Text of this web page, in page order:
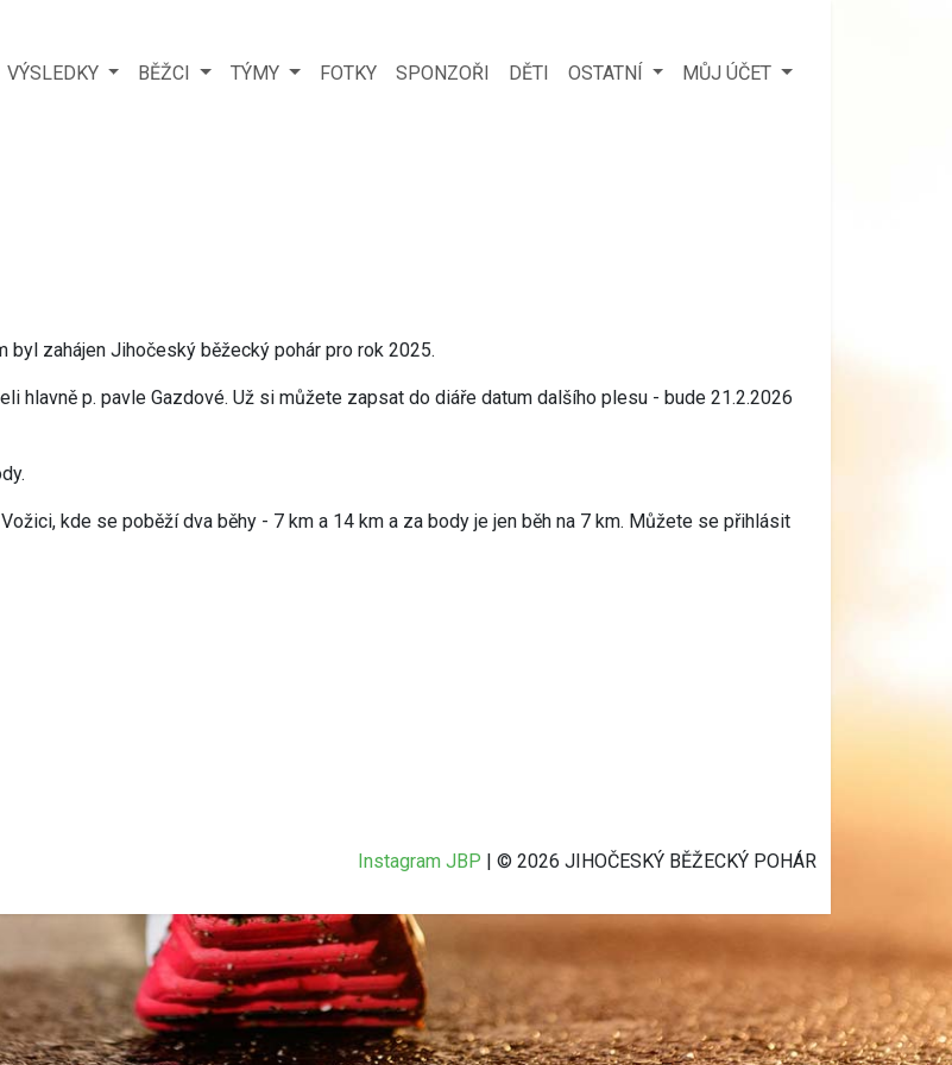
VÝSLEDKY BĚŽCI TÝMY FOTKY SPONZOŘI DĚTI OSTATNÍ MŮJ ÚČET
zahájen Jihočeský běžecký pohár pro rok 2025.
hlavně p. pavle Gazdové. Už si můžete zapsat do diáře datum dalšího plesu - bude 21.2.2026
kde se poběží dva běhy - 7 km a 14 km a za body je jen běh na 7 km. Můžete se přihlásit
Instagram JBP | © 2026 JIHOČESKÝ BĚŽECKÝ POHÁR